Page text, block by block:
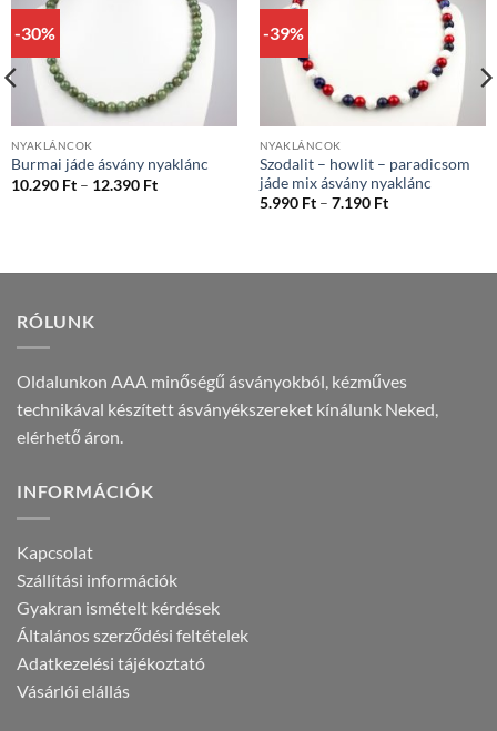
-30%
NYAKLÁNCOK
Burmai jáde ásvány nyaklánc
10.290 Ft – 12.390 FtÁrtartomány:
-39%
NYAKLÁNCOK
Szodalit – howlit – paradicsom
jáde mix ásvány nyaklánc
5.990 Ft – 7.190 FtÁrtartomány:
RÓLUNK
Oldalunkon AAA minőségű ásványokból, kézműves
technikával készített ásványékszereket kínálunk Neked,
elérhető áron.
INFORMÁCIÓK
Kapcsolat
Szállítási információk
Gyakran ismételt kérdések
Általános szerződési feltételek
Adatkezelési tájékoztató
Vásárlói elállás